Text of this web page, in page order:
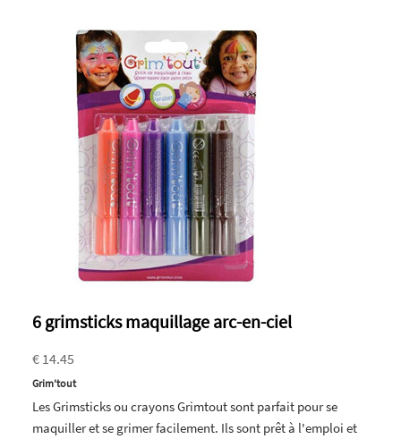
6 grimsticks maquillage arc-en-ciel
€ 14.45
Grim'tout
Les Grimsticks ou crayons Grimtout sont parfait pour se
maquiller et se grimer facilement. Ils sont prêt à l'emploi et